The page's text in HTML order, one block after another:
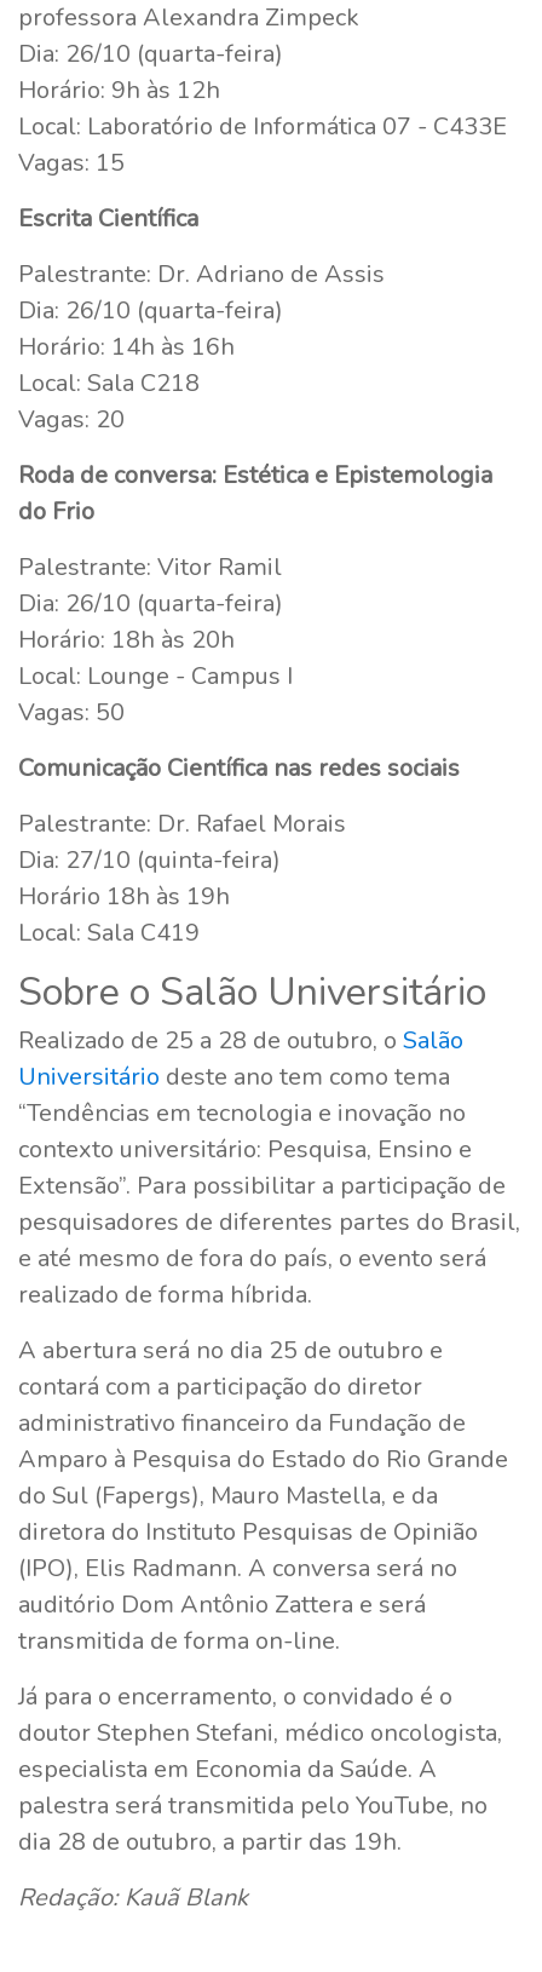
professora Alexandra Zimpeck
Dia: 26/10 (quarta-feira)
Horário: 9h às 12h
Local: Laboratório de Informática 07 - C433E
Vagas: 15
Escrita Científica
Palestrante: Dr. Adriano de Assis
Dia: 26/10 (quarta-feira)
Horário: 14h às 16h
Local: Sala C218
Vagas: 20
Roda de conversa: Estética e Epistemologia
do Frio
Palestrante: Vitor Ramil
Dia: 26/10 (quarta-feira)
Horário: 18h às 20h
Local: Lounge - Campus I
Vagas: 50
Comunicação Científica nas redes sociais
Palestrante: Dr. Rafael Morais
Dia: 27/10 (quinta-feira)
Horário 18h às 19h
Local: Sala C419
Sobre o Salão Universitário
Realizado de 25 a 28 de outubro, o Salão
Universitário deste ano tem como tema
“Tendências em tecnologia e inovação no
contexto universitário: Pesquisa, Ensino e
Extensão”. Para possibilitar a participação de
pesquisadores de diferentes partes do Brasil,
e até mesmo de fora do país, o evento será
realizado de forma híbrida.
A abertura será no dia 25 de outubro e
contará com a participação do diretor
administrativo financeiro da Fundação de
Amparo à Pesquisa do Estado do Rio Grande
do Sul (Fapergs), Mauro Mastella, e da
diretora do Instituto Pesquisas de Opinião
(IPO), Elis Radmann. A conversa será no
auditório Dom Antônio Zattera e será
transmitida de forma on-line.
Já para o encerramento, o convidado é o
doutor Stephen Stefani, médico oncologista,
especialista em Economia da Saúde. A
palestra será transmitida pelo YouTube, no
dia 28 de outubro, a partir das 19h.
Redação: Kauã Blank